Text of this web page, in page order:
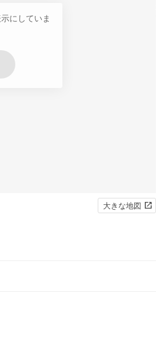
にしていま
大きな地図